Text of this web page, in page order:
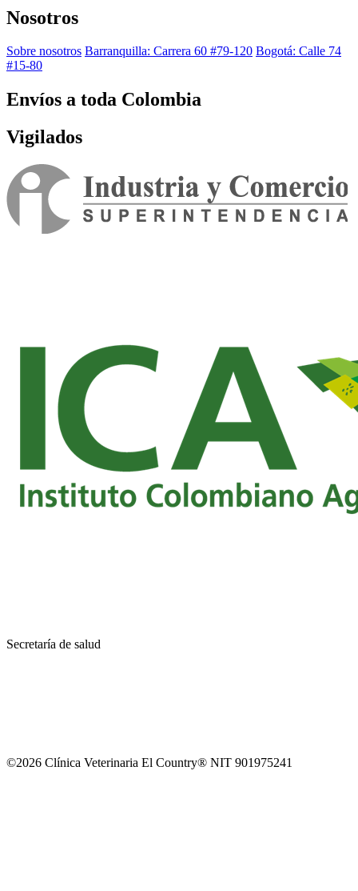
Nosotros
Sobre nosotros Barranquilla: Carrera 60 #79-120 Bogotá: Calle 74
#15-80
Envíos a toda Colombia
Vigilados
Secretaría de salud
©2026 Clínica Veterinaria El Country® NIT 901975241